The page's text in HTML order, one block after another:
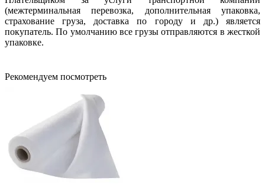
(межтерминальная перевозка, дополнительная упаковка,
страхование груза, доставка по городу и др.) является
покупатель. По умолчанию все грузы отправляются в жесткой
упаковке.
Рекомендуем посмотреть